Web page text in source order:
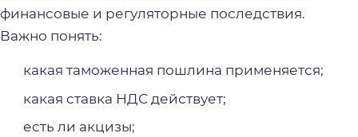
финансовые и регуляторные последствия.
Важно понять:
какая таможенная пошлина применяется;
какая ставка НДС действует;
есть ли акцизы;